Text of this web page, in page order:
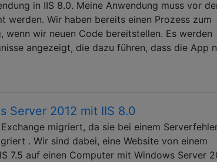
in IIS 8.0. Meine Anwendung muss vor
werden. Wir haben bereits einen Prozess zum
wir neuen Code bereitstellen. Es werden
angezeigt, die dazu führen, dass die App
Server 2012 mit IIS 8.0
migriert, da sie bei einem
. Wir sind dabei, eine Website von einem
7.5 auf einen Computer mit Windows Server